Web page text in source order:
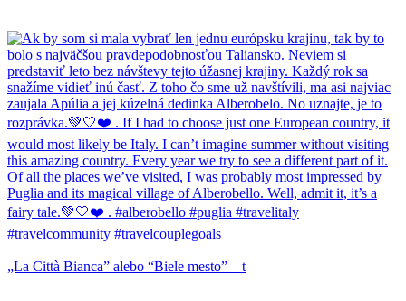
„La Città Bianca” alebo “Biele mesto” – t